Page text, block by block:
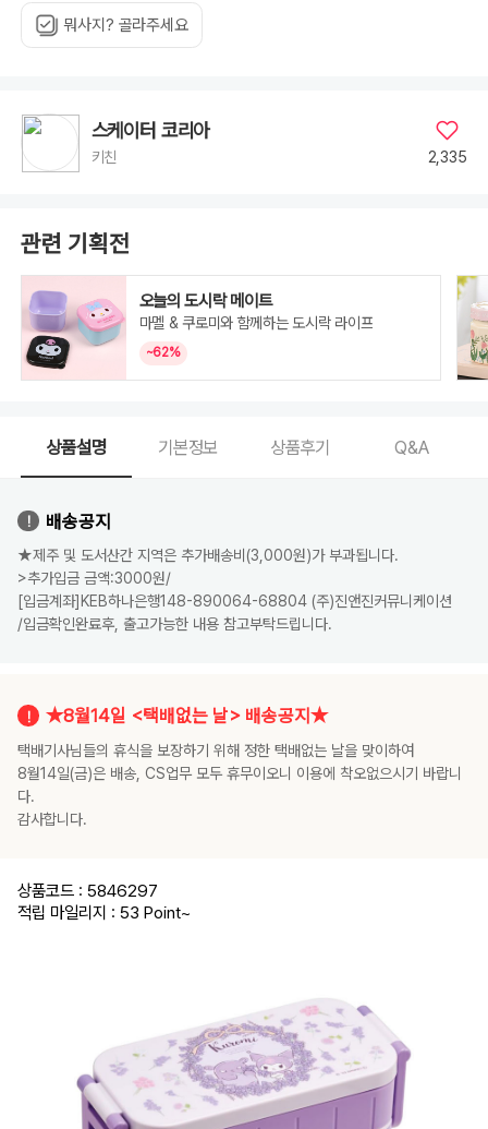
뭐사지? 골라주세요
스케이터 코리아
키친 2,335
관련 기획전
오늘의 도시락 메이트
마멜 & 쿠로미와 함께하는 도시락 라이프
~62%
상품설명 기본정보 상품후기 Q&A
배송공지
★제주 및 도서산간 지역은 추가배송비(3,000원)가 부과됩니다.
>추가입금 금액:3000원/
[입금계좌]KEB하나은행148-890064-68804 (주)진앤진커뮤니케이션
/입금확인완료후, 출고가능한 내용 참고부탁드립니다.
★8월14일 <택배없는 날> 배송공지★
택배기사님들의 휴식을 보장하기 위해 정한 택배없는 날을 맞이하여
8월14일(금)은 배송, CS업무 모두 휴무이오니 이용에 착오없으시기 바랍니
다.
감사합니다.
상품코드 : 5846297
적립 마일리지 : 53 Point~